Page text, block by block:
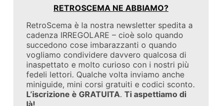
RETROSCEMA NE ABBIAMO?
RetroScema è la nostra newsletter spedita a
cadenza IRREGOLARE – cioè solo quando
succedono cose imbarazzanti o quando
vogliamo condividere davvero qualcosa di
inaspettato e molto curioso con i nostri più
fedeli lettori. Qualche volta inviamo anche
miniguide, mini corsi gratuiti e codici sconto.
L’iscrizione è GRATUITA.Ti aspettiamo di
là!